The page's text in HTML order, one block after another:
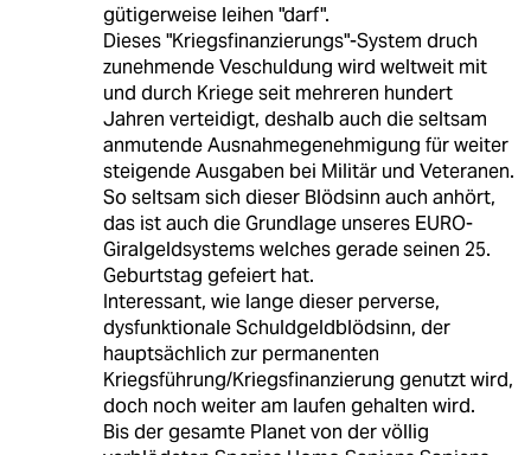
gütigerweise leihen "darf".
Dieses "Kriegsfinanzierungs"-System druch
zunehmende Veschuldung wird weltweit mit
und durch Kriege seit mehreren hundert
Jahren verteidigt, deshalb auch die seltsam
anmutende Ausnahmegenehmigung für weiter
steigende Ausgaben bei Militär und Veteranen.
So seltsam sich dieser Blödsinn auch anhört,
das ist auch die Grundlage unseres EURO-
Giralgeldsystems welches gerade seinen 25.
Geburtstag gefeiert hat.
Interessant, wie lange dieser perverse,
dysfunktionale Schuldgeldblödsinn, der
hauptsächlich zur permanenten
Kriegsführung/Kriegsfinanzierung genutzt wird,
doch noch weiter am laufen gehalten wird.
Bis der gesamte Planet von der völlig